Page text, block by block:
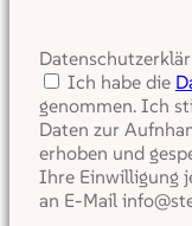
Ich habe die
genommen. Ich
Daten zur
erhoben und
Ihre Einwilligung
an E-Mail